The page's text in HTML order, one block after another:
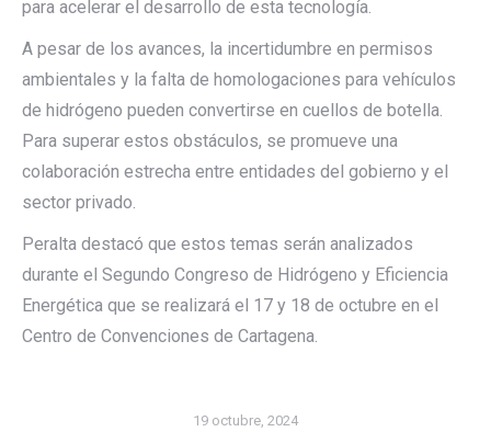
para acelerar el desarrollo de esta tecnología.
A pesar de los avances, la incertidumbre en permisos
ambientales y la falta de homologaciones para vehículos
de hidrógeno pueden convertirse en cuellos de botella.
Para superar estos obstáculos, se promueve una
colaboración estrecha entre entidades del gobierno y el
sector privado.
Peralta destacó que estos temas serán analizados
durante el Segundo Congreso de Hidrógeno y Eficiencia
Energética que se realizará el 17 y 18 de octubre en el
Centro de Convenciones de Cartagena.
19 octubre, 2024